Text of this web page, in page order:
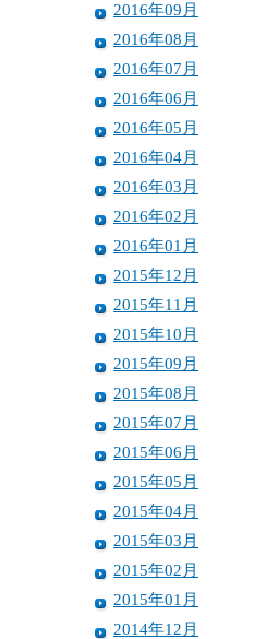
2016年09月
2016年08月
2016年07月
2016年06月
2016年05月
2016年04月
2016年03月
2016年02月
2016年01月
2015年12月
2015年11月
2015年10月
2015年09月
2015年08月
2015年07月
2015年06月
2015年05月
2015年04月
2015年03月
2015年02月
2015年01月
2014年12月